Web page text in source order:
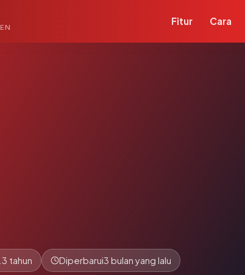
Fitur Cara
tahun Diperbarui3 bulan yang lalu